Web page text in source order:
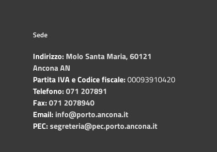
Sede
Indirizzo: Molo Santa Maria, 60121
Ancona AN
Partita IVA e Codice fiscale:00093910420
Telefono:071 207891
Fax:071 2078940
Email: info@porto.ancona.it
PEC:segreteria@pec.porto.ancona.it